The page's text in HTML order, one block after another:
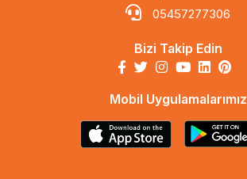
05457277306
Bizi Takip Edin
Mobil Uygulamalarımız